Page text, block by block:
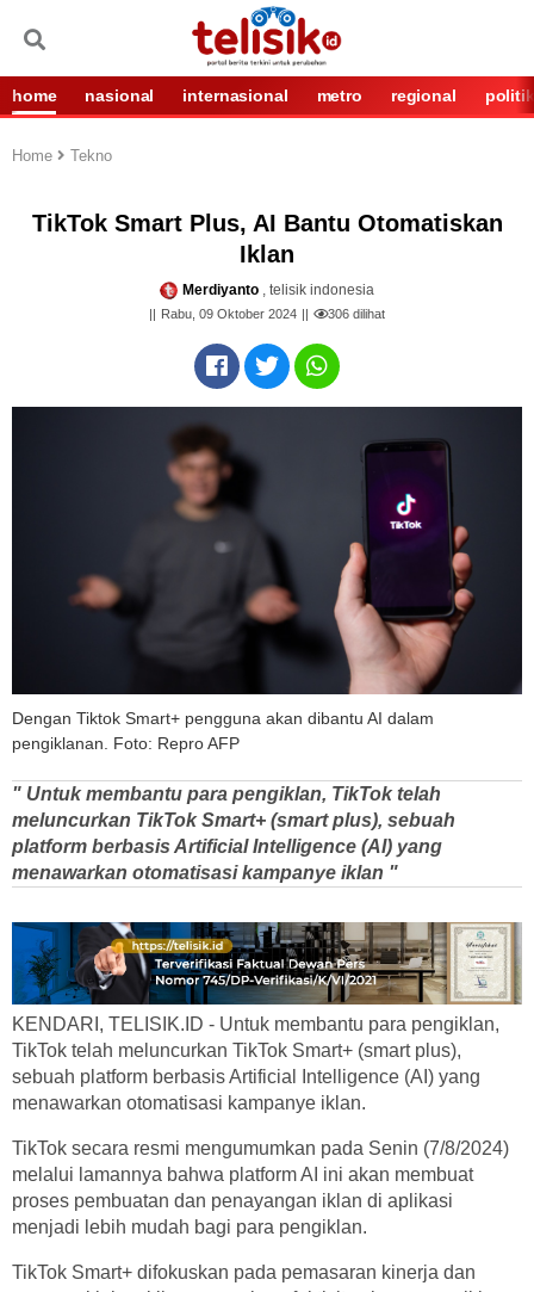
home nasional internasional metro regional politik
Home Tekno
TikTok Smart Plus, AI Bantu Otomatiskan
Iklan
Merdiyanto , telisik indonesia
Rabu, 09 Oktober 2024 306 dilihat
Dengan Tiktok Smart+ pengguna akan dibantu AI dalam
pengiklanan. Foto: Repro AFP
" Untuk membantu para pengiklan, TikTok telah
meluncurkan TikTok Smart+ (smart plus), sebuah
platform berbasis Artificial Intelligence (AI) yang
menawarkan otomatisasi kampanye iklan "
KENDARI, TELISIK.ID - Untuk membantu para pengiklan,
TikTok telah meluncurkan TikTok Smart+ (smart plus),
sebuah platform berbasis Artificial Intelligence (AI) yang
menawarkan otomatisasi kampanye iklan.
TikTok secara resmi mengumumkan pada Senin (7/8/2024)
melalui lamannya bahwa platform AI ini akan membuat
proses pembuatan dan penayangan iklan di aplikasi
menjadi lebih mudah bagi para pengiklan.
TikTok Smart+ difokuskan pada pemasaran kinerja dan